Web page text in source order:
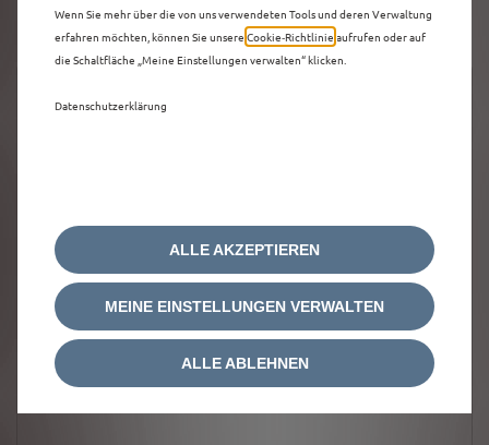
Wenn Sie mehr über die von uns verwendeten Tools und deren Verwaltung
erfahren möchten, können Sie unsere Cookie‑Richtlinie aufrufen oder auf
die Schaltfläche „Meine Einstellungen verwalten“ klicken.
Datenschutzerklärung
MEINE EINSTELLUNGEN VERWALTEN
ALLE AKZEPTIEREN
ALLE ABLEHNEN